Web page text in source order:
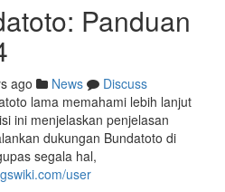
Panduan
ago News
Discuss
lama memahami lebih lanjut
ini menjelaskan penjelasan
dukungan Bundatoto di
segala hal,
user